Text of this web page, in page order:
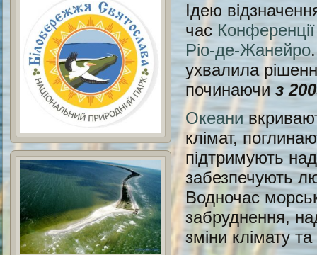
Ідею
час
Ріо-де-Жанейро
ухвалила
починаючи з
Океани
клімат,
підтримують
забезпечують
Водночас
забруднення,
зміни клімату